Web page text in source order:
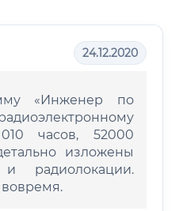
24.12.2020
«Инженер по
часов, 52000
изложены
радиолокации.